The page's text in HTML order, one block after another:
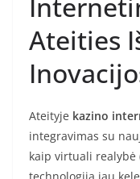
Ateities
Ateityje kazino
integravimas su
kaip virtuali realybė